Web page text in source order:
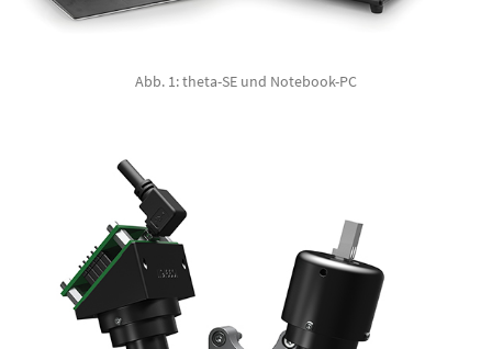
Abb. 1: theta-SE und Notebook-PC